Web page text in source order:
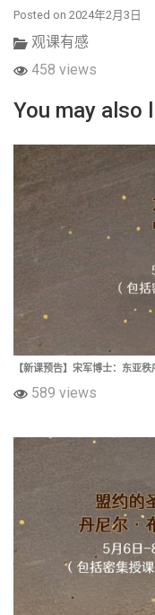
Posted on 2024年2月3日
观课有感
458 views
You may also
【新课预告】宋军博士：东亚
589 views